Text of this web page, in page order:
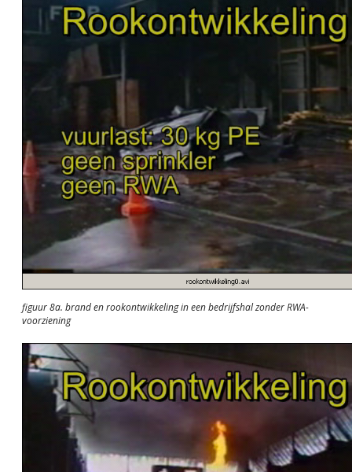
figuur 8a. brand en rookontwikkeling in een bedrijfshal zonder RWA-
voorziening